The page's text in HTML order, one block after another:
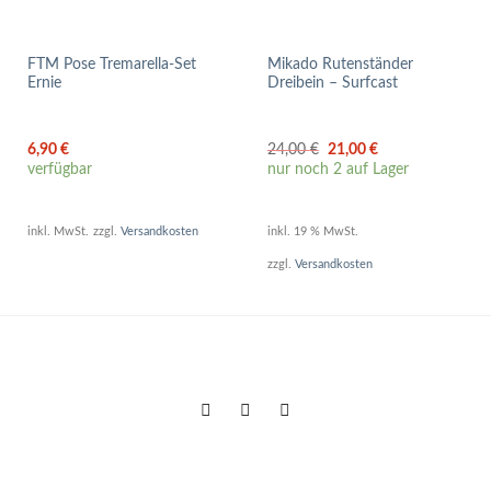
FTM Pose Tremarella-Set
Ernie
6,90 €
verfügbar
inkl. MwSt. zzgl. Versandkosten
Mikado Rutenständer
Dreibein – Surfcast
24,00€
Ursprünglicher
Preis
war:
21,00 €Aktueller
Preis
ist:
nur noch 2 auf Lager
inkl. 19 % MwSt.
zzgl. Versandkosten